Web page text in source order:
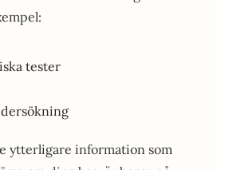
tester
ytterligare information som